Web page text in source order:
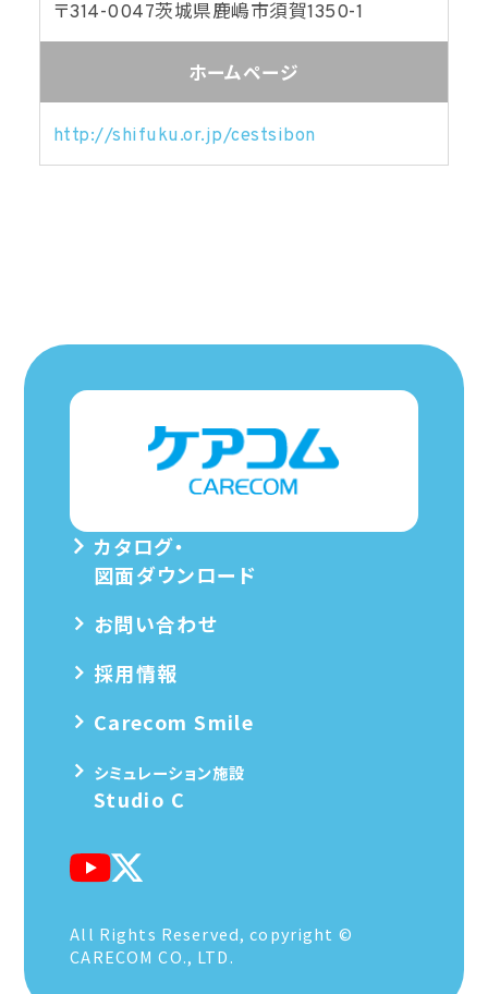
〒314-0047茨城県鹿嶋市須賀1350-1
ホームページ
http://shifuku.or.jp/cestsibon
カタログ・
図面ダウンロード
お問い合わせ
採用情報
Carecom Smile
シミュレーション施設
Studio C
All Rights Reserved, copyright ©
CARECOM CO., LTD.